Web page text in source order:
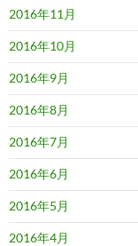
2016年11月
2016年10月
2016年9月
2016年8月
2016年7月
2016年6月
2016年5月
2016年4月